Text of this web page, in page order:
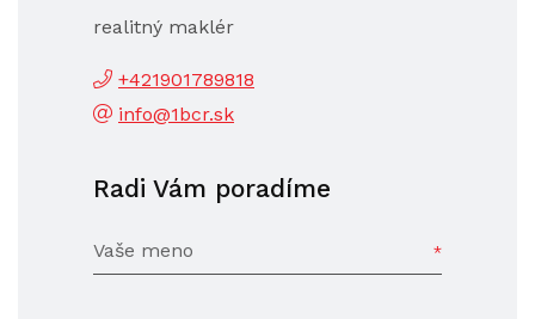
realitný maklér
+421901789818
info@1bcr.sk
Radi Vám poradíme
Vaše meno